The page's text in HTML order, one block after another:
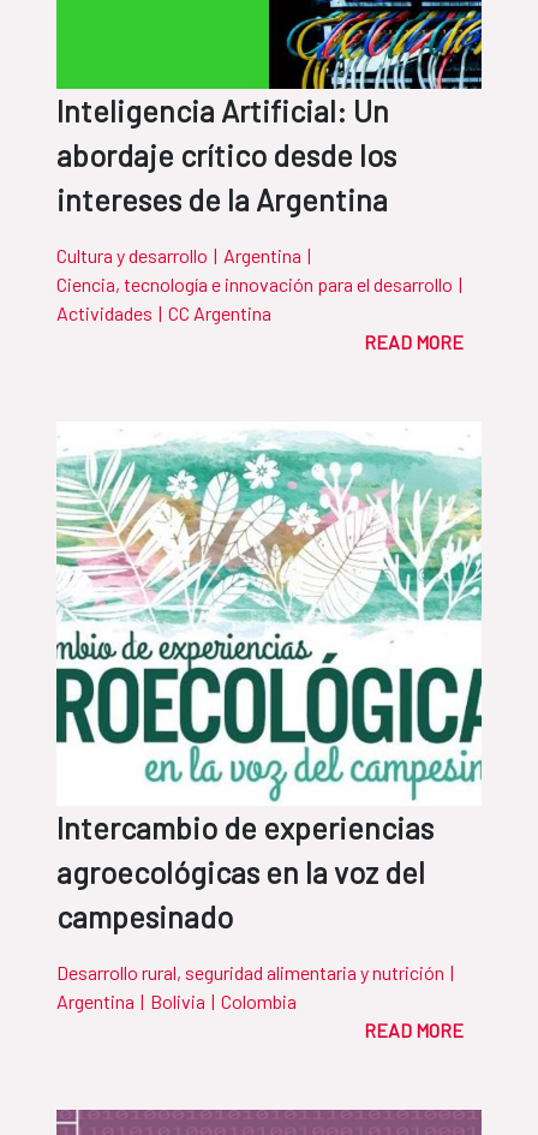
Inteligencia Artificial: Un
abordaje crítico desde los
intereses de la Argentina
Cultura y desarrollo | Argentina |
Ciencia, tecnología e innovación para el desarrollo |
Actividades | CC Argentina
READ MORE
Intercambio de experiencias
agroecológicas en la voz del
campesinado
Desarrollo rural, seguridad alimentaria y nutrición |
Argentina | Bolivia | Colombia
READ MORE